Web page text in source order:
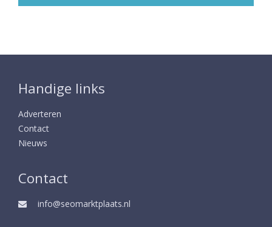
Handige links
Adverteren
Contact
Nieuws
Contact
info@seomarktplaats.nl